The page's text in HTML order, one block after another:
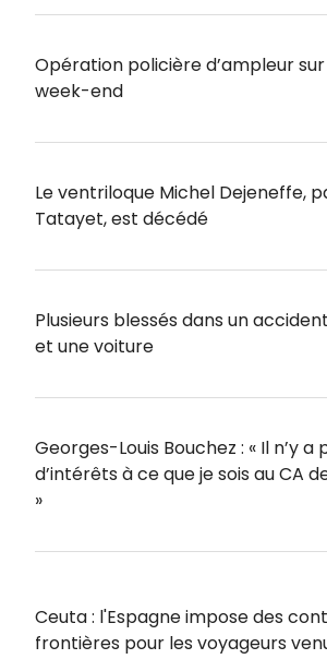
Opération policière d’ampleur
week-end
Le ventriloque Michel Dejeneffe,
Tatayet, est décédé
Plusieurs blessés dans un
et une voiture
Georges-Louis Bouchez : « Il n’y
d’intérêts à ce que je sois au CA
»
Ceuta : l'Espagne impose des
frontières pour les voyageurs